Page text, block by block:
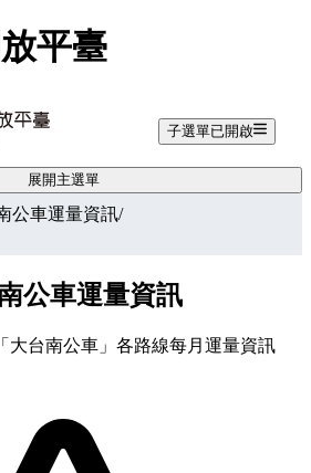
平臺
子選單已開啟
展開主選單
公車運量資訊/
公車運量資訊
大台南公車」各路線每月運量資訊